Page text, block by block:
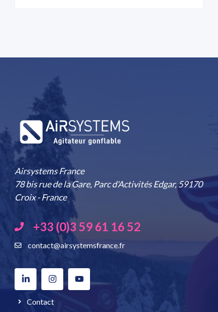
Airsystems France
78 bis rue de la Gare, Parc d'Activités Edgar, 59170
Croix - France
+33 (0)3 59 61 16 52
contact@airsystemsfrance.fr
Contact